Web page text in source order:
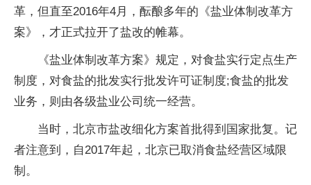
革，但直至2016年4月，酝酿多年的《盐业体制改革方
案》，才正式拉开了盐改的帷幕。
《盐业体制改革方案》规定，对食盐实行定点生产
制度，对食盐的批发实行批发许可证制度;食盐的批发
业务，则由各级盐业公司统一经营。
当时，北京市盐改细化方案首批得到国家批复。记
者注意到，自2017年起，北京已取消食盐经营区域限
制。